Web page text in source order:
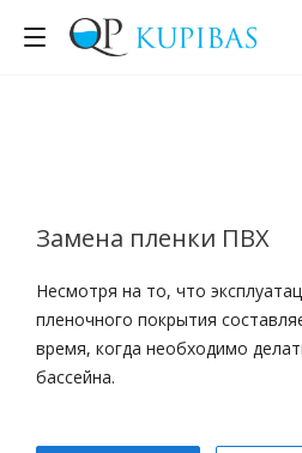
Замена пленки ПВХ
Несмотря на то, что
пленочного покрытия
время, когда необходимо
бассейна.